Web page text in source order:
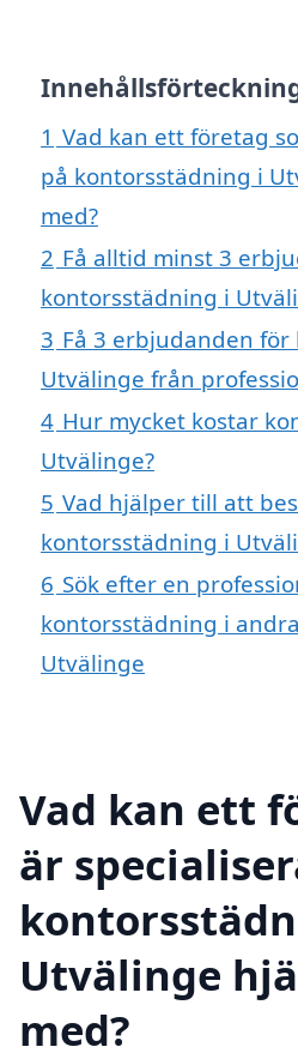
1 Vad kan ett företag
på kontorsstädning i
med?
2 Få alltid minst 3
kontorsstädning i
3 Få 3 erbjudanden
Utvälinge från
4 Hur mycket kostar
Utvälinge?
5 Vad hjälper till att
kontorsstädning i
6 Sök efter en
kontorsstädning i
Utvälinge
Vad kan ett
är
Utvälinge
med?